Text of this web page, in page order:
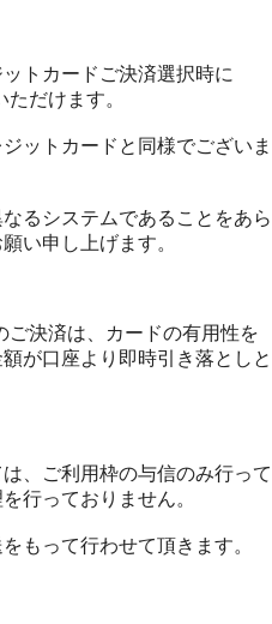
トカードご決済選択時に
だけます。
ットカードと同様でございま
るシステムであることをあら
い申し上げます。
決済は、カードの有用性を
が口座より即時引き落としと
、ご利用枠の与信のみ行って
行っておりません。
もって行わせて頂きます。